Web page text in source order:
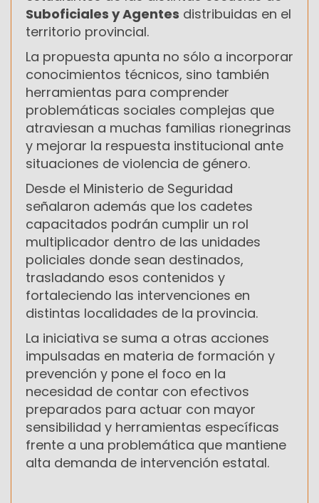
Suboficiales y Agentes distribuidas en el
territorio provincial.
La propuesta apunta no sólo a incorporar
conocimientos técnicos, sino también
herramientas para comprender
problemáticas sociales complejas que
atraviesan a muchas familias rionegrinas
y mejorar la respuesta institucional ante
situaciones de violencia de género.
Desde el Ministerio de Seguridad
señalaron además que los cadetes
capacitados podrán cumplir un rol
multiplicador dentro de las unidades
policiales donde sean destinados,
trasladando esos contenidos y
fortaleciendo las intervenciones en
distintas localidades de la provincia.
La iniciativa se suma a otras acciones
impulsadas en materia de formación y
prevención y pone el foco en la
necesidad de contar con efectivos
preparados para actuar con mayor
sensibilidad y herramientas específicas
frente a una problemática que mantiene
alta demanda de intervención estatal.